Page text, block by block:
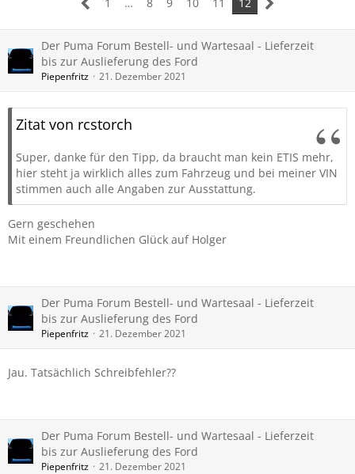
Der Puma Forum Bestell- und Wartesaal - Lieferzeit
bis zur Auslieferung des Ford
Piepenfritz 21. Dezember 2021
Zitat von rcstorch
Super, danke für den Tipp, da braucht man kein ETIS mehr,
hier steht ja wirklich alles zum Fahrzeug und bei meiner VIN
stimmen auch alle Angaben zur Ausstattung.
Gern geschehen
Mit einem Freundlichen Glück auf Holger
Der Puma Forum Bestell- und Wartesaal - Lieferzeit
bis zur Auslieferung des Ford
Piepenfritz 21. Dezember 2021
Jau. Tatsächlich Schreibfehler??
Der Puma Forum Bestell- und Wartesaal - Lieferzeit
bis zur Auslieferung des Ford
Piepenfritz 21. Dezember 2021